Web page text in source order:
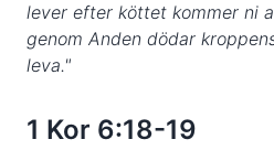
lever efter köttet kommer ni
genom Anden dödar
leva."
1 Kor 6:18-19